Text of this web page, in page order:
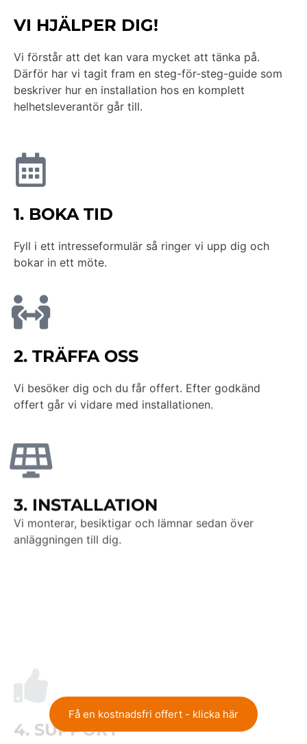
VI HJÄLPER DIG!
Vi förstår att det kan vara mycket att tänka på.
Därför har vi tagit fram en steg-för-steg-guide som
beskriver hur en installation hos en komplett
helhetsleverantör går till.
1. BOKA TID
Fyll i ett intresseformulär så ringer vi upp dig och
bokar in ett möte.
2. TRÄFFA OSS
Vi besöker dig och du får offert. Efter godkänd
offert går vi vidare med installationen.
3. INSTALLATION
Vi monterar, besiktigar och lämnar sedan över
anläggningen till dig.
Vår support finns tillgänglig för dig.
Få en kostnadsfri offert - klicka här